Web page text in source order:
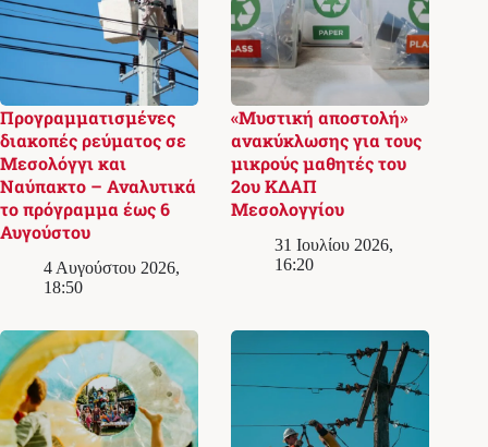
Προγραμματισμένες
διακοπές ρεύματος σε
Μεσολόγγι και
Ναύπακτο – Αναλυτικά
το πρόγραμμα έως 6
Αυγούστου
4 Αυγούστου 2026,
18:50
«Μυστική αποστολή»
ανακύκλωσης για τους
μικρούς μαθητές του
2ου ΚΔΑΠ
Μεσολογγίου
31 Ιουλίου 2026,
16:20